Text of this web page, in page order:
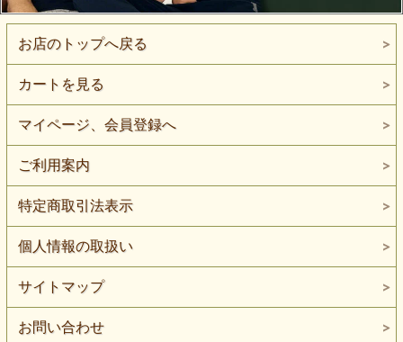
お店のトップへ戻る
カートを見る
マイページ、会員登録へ
ご利用案内
特定商取引法表示
個人情報の取扱い
サイトマップ
お問い合わせ